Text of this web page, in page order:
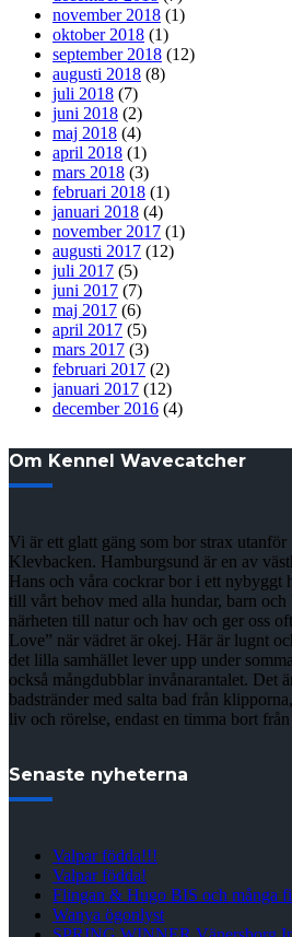
november 2018 (1)
oktober 2018 (1)
september 2018 (12)
augusti 2018 (8)
juli 2018 (7)
juni 2018 (2)
maj 2018 (4)
april 2018 (1)
mars 2018 (3)
februari 2018 (1)
januari 2018 (4)
november 2017 (1)
augusti 2017 (12)
juli 2017 (5)
juni 2017 (7)
maj 2017 (6)
april 2017 (5)
mars 2017 (3)
februari 2017 (2)
januari 2017 (12)
december 2016 (4)
Om Kennel Wavecatcher
Vi är ett glatt gäng som bor strax utanför
Klevbacken. Hamburgsund är en av
Hans och våra cockrar bor i ett nybyggt
till vårt behov med alla hundar, barn
närheten till natur och hav och ger oss
Love” när vädret är okej. Här är lugnt
det lilla samhället lever upp under
också mångdubblar invånarantalet. Det
badstränder med salta bad från
liv och rörelse, endast en timma bort
Senaste nyheterna
Valpar födda!!!
Valpar födda!
Flingan & Hugo BIS och många
Wanya ögonlyst